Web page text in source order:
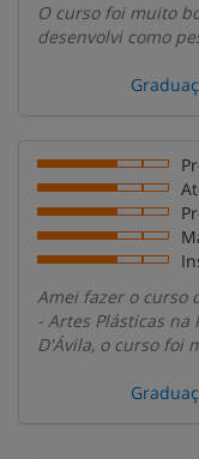
O curso foi muito
desenvolvi como
Amei fazer o curso
- Artes Plásticas na
D'Ávila, o curso foi